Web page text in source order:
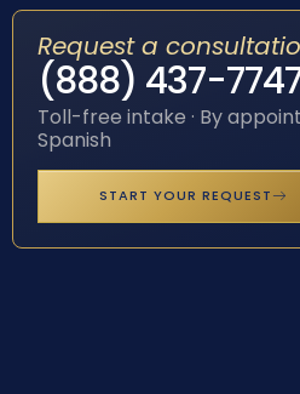
Request a
(888) 437-
Toll-free intake · By
Spanish
START YOUR REQUEST